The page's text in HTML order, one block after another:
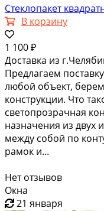
Стеклопакет
В корзину
1 100 ₽
Доставка из
Предлагаем
любой объект,
конструкции. Что
светопрозрачная
назначения из двух
между собой по
рамок и...
Нет отзывов
Окна
21 января